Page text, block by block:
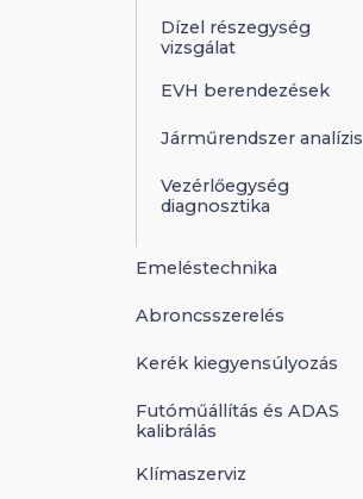
Dízel részegység
vizsgálat
EVH berendezések
Járműrendszer analízis
Vezérlőegység
diagnosztika
Emeléstechnika
Abroncsszerelés
Kerék kiegyensúlyozás
Futóműállítás és ADAS
kalibrálás
Klímaszerviz